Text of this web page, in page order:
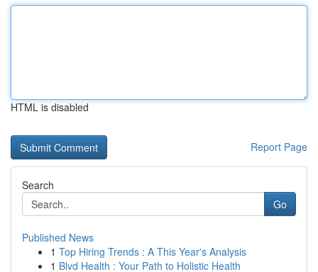
HTML is disabled
Report Page
Search
Go
Published News
1 Top Hiring Trends : A This Year's Analysis
1 Blvd Health : Your Path to Holistic Health